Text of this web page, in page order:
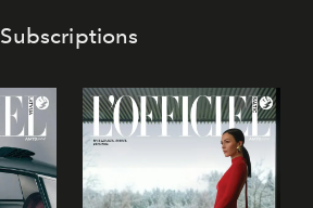
Subscriptions